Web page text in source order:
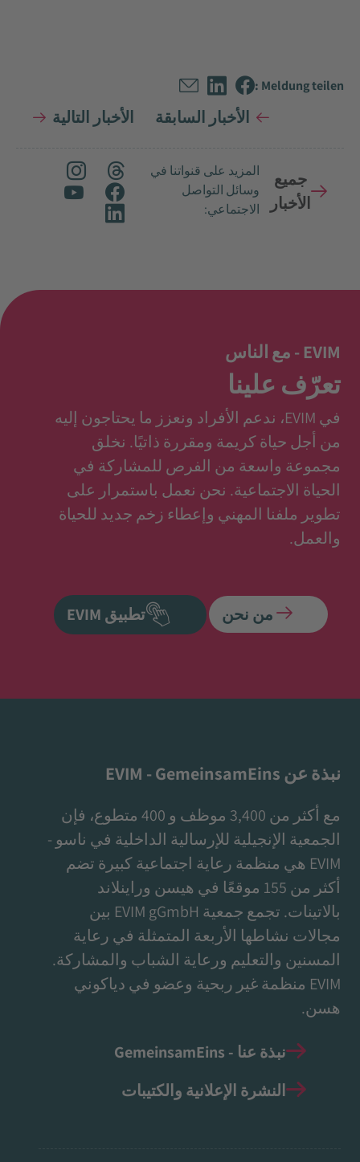
Meldung teilen :
الأخبار السابقة الأخبار التالية
جميع
الأخبار
المزيد على قنواتنا في
وسائل التواصل
الاجتماعي:
EVIM - مع الناس
تعرّف علينا
في EVIM، ندعم الأفراد ونعزز ما يحتاجون إليه
من أجل حياة كريمة ومقررة ذاتيًا. نخلق
مجموعة واسعة من الفرص للمشاركة في
الحياة الاجتماعية. نحن نعمل باستمرار على
تطوير ملفنا المهني وإعطاء زخم جديد للحياة
والعمل.
من نحن تطبيق EVIM
نبذة عن EVIM - GemeinsamEins
مع أكثر من 3,400 موظف و 400 متطوع، فإن
الجمعية الإنجيلية للإرسالية الداخلية في ناسو -
EVIM هي منظمة رعاية اجتماعية كبيرة تضم
أكثر من 155 موقعًا في هيسن وراينلاند
بالاتينات. تجمع جمعية EVIM gGmbH بين
مجالات نشاطها الأربعة المتمثلة في رعاية
المسنين والتعليم ورعاية الشباب والمشاركة.
EVIM منظمة غير ربحية وعضو في دياكوني
هسن.
نبذة عنا - GemeinsamEins
النشرة الإعلانية والكتيبات